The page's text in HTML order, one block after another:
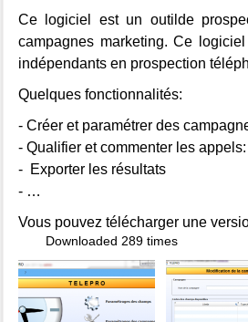
Ce logiciel est un outilde
campagnes marketing. Ce
indépendants en prospection
Quelques fonctionnalités:
- Créer et paramétrer des
- Qualifier et commenter les
- Exporter les résultats
- …
Vous pouvez télécharger une
Downloaded 289 times